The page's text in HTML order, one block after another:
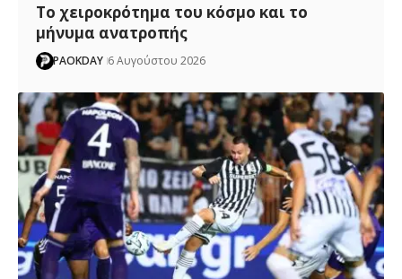
Το χειροκρότημα του κόσμο και το
μήνυμα ανατροπής
PAOKDAY 6 Αυγούστου 2026